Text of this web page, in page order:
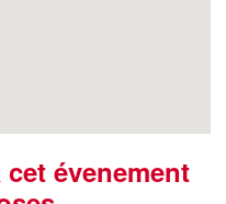
évenement